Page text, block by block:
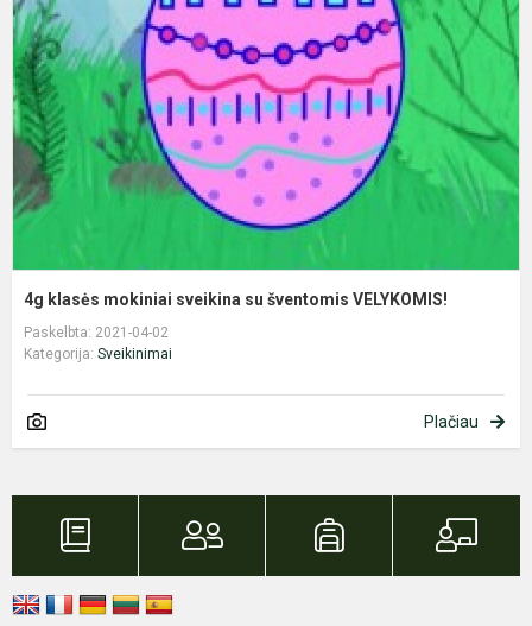
4g klasės mokiniai sveikina su šventomis VELYKOMIS!
Paskelbta: 2021-04-02
Kategorija: Sveikinimai
Plačiau